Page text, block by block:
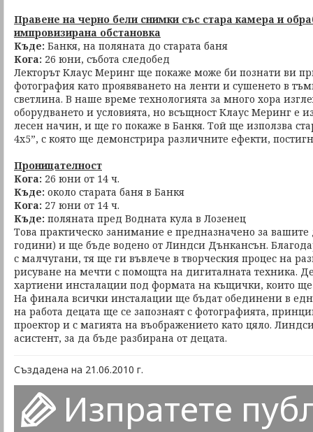
Правене на черно бели снимки със стара камера и
импровизирана обстановка
Къде: Банкя, на поляната до старата баня
Кога: 26 юни, събота следобед
Лекторът Клаус Меринг ще покаже може би познати ви
фотография като проявяването на ленти и сушенето в
светлина. В наше време технологията за много хора
оборудването и условията, но всъщност Клаус Меринг е
лесен начин, и ще го покаже в Банкя. Той ще използва
4x5”, с която ще демонстрира различните ефекти,
Проницателност
Кога: 26 юни от 14 ч.
Къде: около старата баня в Банкя
Кога: 27 юни от 14 ч.
Къде: поляната пред Водната кула в Лозенец
Това практическо занимание е предназначено за
години) и ще бъде водено от Линдси Дънкансън.
с малчугани, тя ще ги въвлече в творческия процес на
рисуване на мечти с помощта на дигиталната техника.
хартиени инсталации под формата на къщички, които ще
На финала всички инсталации ще бъдат обединени в
на работа децата ще се запознаят с фотографията,
проектор и с магията на въображението като цяло.
асистент, за да бъде разбирана от децата.
Създадена на 21.06.2010 г.
Изпратете